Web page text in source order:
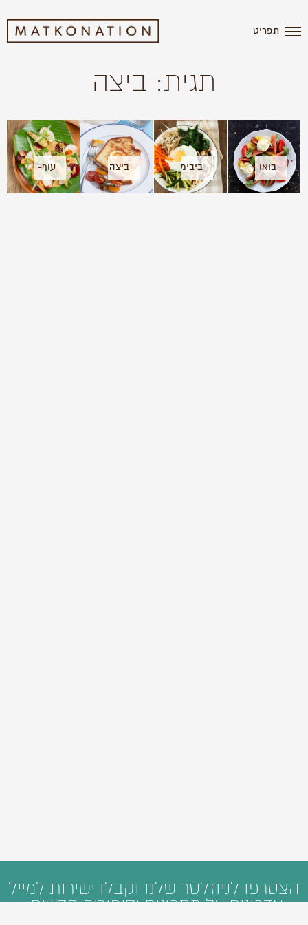
תפריט
תגית: ביצה
בואו
לאכול!
ביבימבאפ ביצה
בקן
עוף-
סלט
הצטרפו לניוזלטר שלנו וקבלו ישירות למייל
עדכונים על מתכונים וסיפורים חדשים: